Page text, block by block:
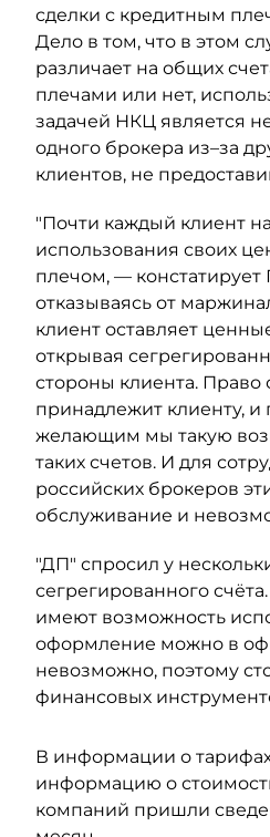
сделки с кредитным
Дело в том, что в этом
различает на общих
плечами или нет,
задачей НКЦ является
одного брокера из–за
клиентов, не
"Почти каждый клиент
использования своих
плечом, — констатирует
отказываясь от
клиент оставляет
открывая
стороны клиента. Право
принадлежит клиенту,
желающим мы такую
таких счетов. И для
российских брокеров
обслуживание и
"ДП" спросил у
сегрегированного
имеют возможность
оформление можно в
невозможно, поэтому
финансовых
В информации о
информацию о
компаний пришли